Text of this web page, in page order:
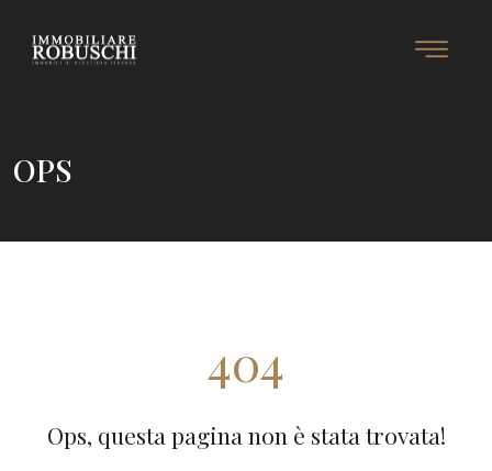
OPS
404
Ops, questa pagina non è stata trovata!